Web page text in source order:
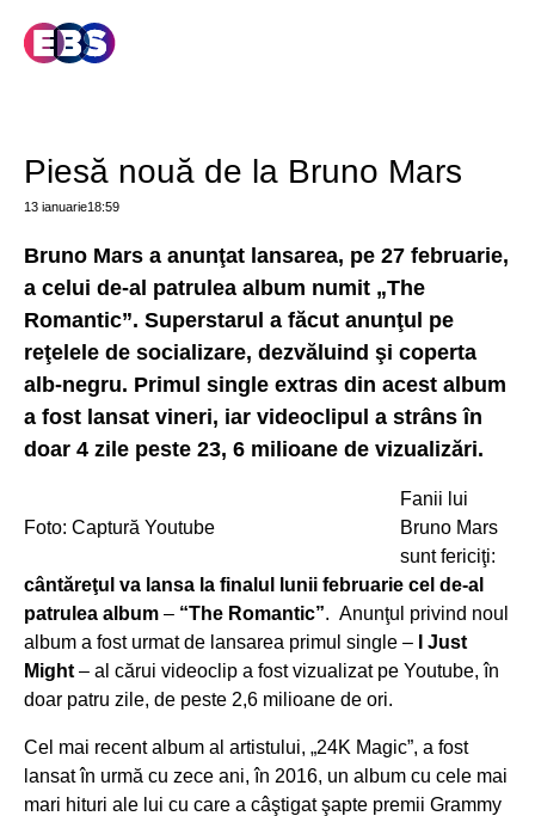
Piesă nouă de la Bruno Mars
13 ianuarie18:59
Bruno Mars a anunţat lansarea, pe 27 februarie,
a celui de-al patrulea album numit „The
Romantic”. Superstarul a făcut anunţul pe
reţelele de socializare, dezvăluind şi coperta
alb-negru. Primul single extras din acest album
a fost lansat vineri, iar videoclipul a strâns în
doar 4 zile peste 23, 6 milioane de vizualizări.
Foto: Captură Youtube
Fanii lui
Bruno Mars
sunt fericiţi:
cântăreţul va lansa la finalul lunii februarie cel de-al
patrulea album – “The Romantic”. Anunţul privind noul
album a fost urmat de lansarea primul single –
I Just
Might – al cărui videoclip a fost vizualizat pe Youtube, în
doar patru zile, de peste 2,6 milioane de ori.
Cel mai recent album al artistului, „24K Magic”, a fost
lansat în urmă cu zece ani, în 2016, un album cu cele mai
mari hituri ale lui cu care a câştigat şapte premii Grammy